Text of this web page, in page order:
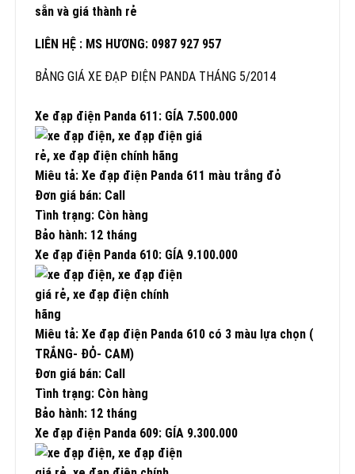
sẵn và giá thành rẻ
LIÊN HỆ : MS HƯƠNG: 0987 927 957
BẢNG GIÁ XE ĐẠP ĐIỆN PANDA THÁNG 5/2014
Xe đạp điện Panda 611: GÍA 7.500.000
Miêu tả: Xe đạp điện Panda 611 màu trắng đỏ
Đơn giá bán: Call
Tình trạng: Còn hàng
Bảo hành: 12 tháng
Xe đạp điện Panda 610: GÍA 9.100.000
Miêu tả: Xe đạp điện Panda 610 có 3 màu lựa chọn (
TRẮNG- ĐỎ- CAM)
Đơn giá bán: Call
Tình trạng: Còn hàng
Bảo hành: 12 tháng
Xe đạp điện Panda 609: GÍA 9.300.000